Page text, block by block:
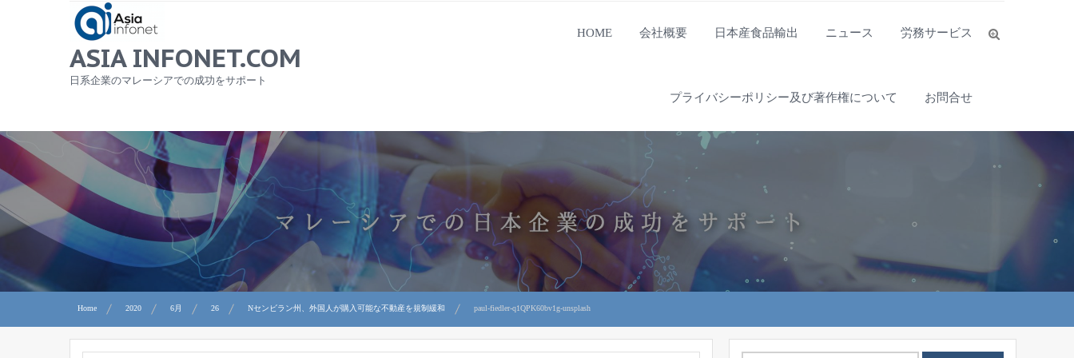
ASIA INFONET.COM
日系企業のマレーシアでの成功をサポート
HOME 会社概要 日本産食品輸出 ニュース 労務サービス
プライバシーポリシー及び著作権について お問合せ
Home 2020 6月 26 Nセンビラン州、外国人が購入可能な不動産を規制緩和 paul-fiedler-q1QPK60bv1g-unsplash